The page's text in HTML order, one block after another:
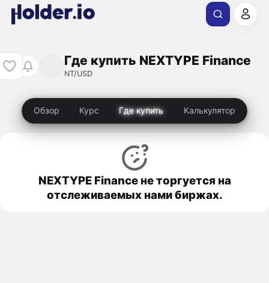
Где купить NEXTYPE Finance
NT/USD
Обзор Курс Где купить Калькулятор
NEXTYPE Finance не торгуется на
отслеживаемых нами биржах.